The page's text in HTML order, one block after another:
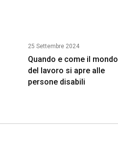
25 Settembre 2024
Quando e come il mondo
del lavoro si apre alle
persone disabili